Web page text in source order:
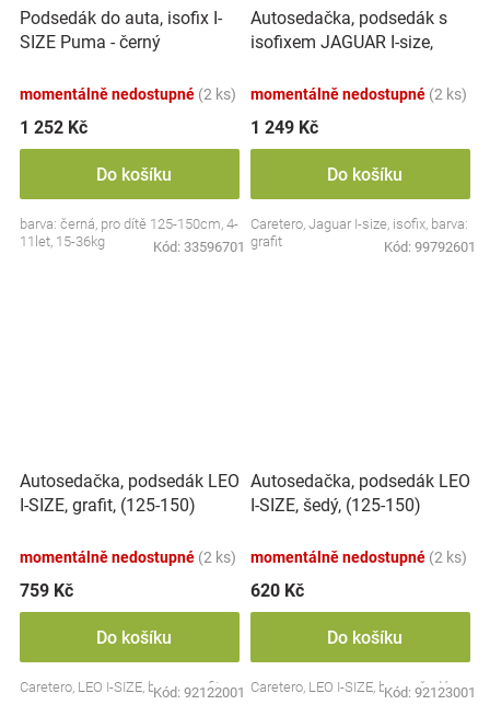
Podsedák do auta, isofix I-
SIZE Puma - černý
momentálně nedostupné (2 ks)
1 252 Kč
Do košíku
barva: černá, pro dítě 125-150cm, 4-
11let, 15-36kg
Kód: 33596701
Autosedačka, podsedák s
isofixem JAGUAR I-size,
momentálně nedostupné (2 ks)
1 249 Kč
Do košíku
Caretero, Jaguar I-size, isofix, barva:
grafit
Kód: 99792601
Autosedačka, podsedák LEO
I-SIZE, grafit, (125-150)
momentálně nedostupné (2 ks)
759 Kč
Do košíku
Caretero, LEO I-SIZE, barva: grafit
Kód: 92122001
Autosedačka, podsedák LEO
I-SIZE, šedý, (125-150)
momentálně nedostupné (2 ks)
620 Kč
Do košíku
Caretero, LEO I-SIZE, barva: šedá
Kód: 92123001